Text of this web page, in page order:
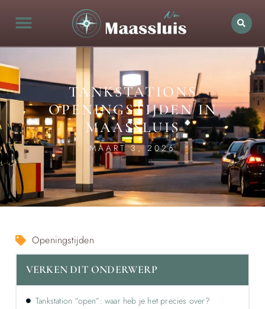
TANKSTATIONS
OPENINGSTIJDEN IN
MAASSLUIS
MAART 3, 2026
Openingstijden
VERKEN DIT ONDERWERP
Tankstation “open”: waar heb je het precies over?